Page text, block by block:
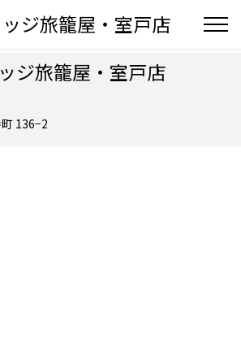
ジ旅籠屋・室戸店
ジ旅籠屋・室戸店
136−2